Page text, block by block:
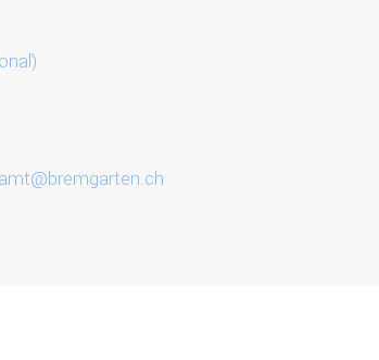
wird in einem neuen Fenster geöffnet.